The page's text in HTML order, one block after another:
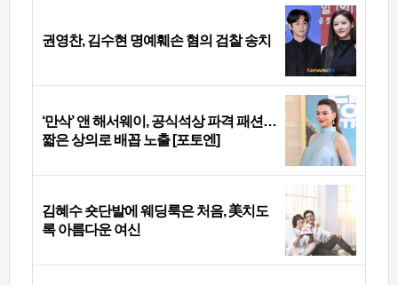
권영찬, 김수현 명예훼손 혐의 검찰 송치
‘만삭’ 앤 해서웨이, 공식석상 파격 패션…
짧은 상의로 배꼽 노출 [포토엔]
김혜수 숏단발에 웨딩룩은 처음, 美치도
록 아름다운 여신